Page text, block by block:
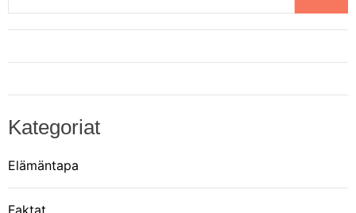
k
k
e
l
Kategoriat
Elämäntapa
Faktat